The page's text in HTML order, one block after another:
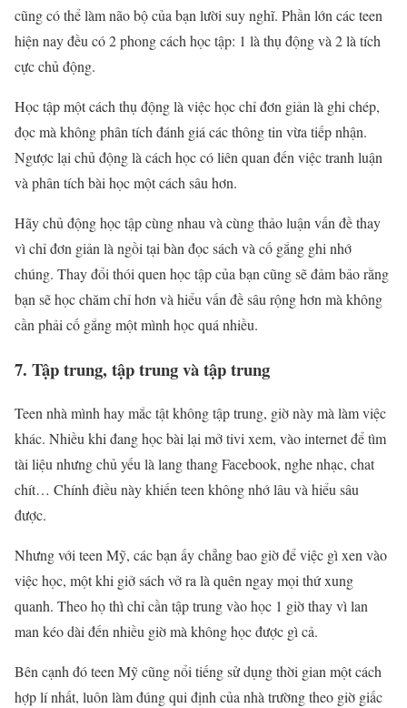
cũng có thể làm não bộ của bạn lười suy nghĩ. Phần lớn các teen
hiện nay đều có 2 phong cách học tập: 1 là thụ động và 2 là tích
cực chủ động.
Học tập một cách thụ động là việc học chỉ đơn giản là ghi chép,
đọc mà không phân tích đánh giá các thông tin vừa tiếp nhận.
Ngược lại chủ động là cách học có liên quan đến việc tranh luận
và phân tích bài học một cách sâu hơn.
Hãy chủ động học tập cùng nhau và cùng thảo luận vấn đề thay
vì chỉ đơn giản là ngồi tại bàn đọc sách và cố gắng ghi nhớ
chúng. Thay đổi thói quen học tập của bạn cũng sẽ đảm bảo rằng
bạn sẽ học chăm chỉ hơn và hiểu vấn đề sâu rộng hơn mà không
cần phải cố gắng một mình học quá nhiều.
7. Tập trung, tập trung và tập trung
Teen nhà mình hay mắc tật không tập trung, giờ này mà làm việc
khác. Nhiều khi đang học bài lại mở tivi xem, vào internet để tìm
tài liệu nhưng chủ yếu là lang thang Facebook, nghe nhạc, chat
chít… Chính điều này khiến teen không nhớ lâu và hiểu sâu
được.
Nhưng với teen Mỹ, các bạn ấy chẳng bao giờ để việc gì xen vào
việc học, một khi giở sách vở ra là quên ngay mọi thứ xung
quanh. Theo họ thì chỉ cần tập trung vào học 1 giờ thay vì lan
man kéo dài đến nhiều giờ mà không học được gì cả.
Bên cạnh đó teen Mỹ cũng nổi tiếng sử dụng thời gian một cách
hợp lí nhất, luôn làm đúng qui định của nhà trường theo giờ giấc